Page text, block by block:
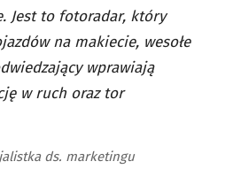
Jest to fotoradar, który
na makiecie, wesołe
wprawiają
w ruch oraz tor
ds. marketingu